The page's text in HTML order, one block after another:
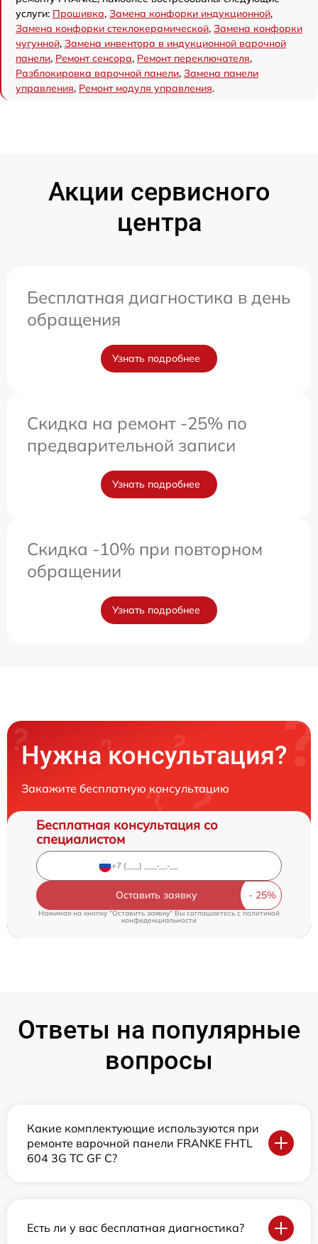
услуги: Прошивка, Замена конфорки индукционной,
Замена конфорки стеклокерамической, Замена конфорки
чугунной, Замена инвентора в индукционной варочной
панели, Ремонт сенсора, Ремонт переключателя,
Разблокировка варочной панели, Замена панели
управления, Ремонт модуля управления.
Акции сервисного
центра
Бесплатная диагностика в день
обращения
Узнать подробнее
Скидка на ремонт -25% по
предварительной записи
Узнать подробнее
Скидка -10% при повторном
обращении
Узнать подробнее
Нужна консультация?
Закажите бесплатную консультацию
Бесплатная консультация со
специалистом
Оставить заявку
Нажимая на кнопку "Оставить заявку" Вы соглашаетесь cполитикой
конфиденциальности
Ответы на популярные
вопросы
Какие комплектующие используются при
ремонте варочной панели FRANKE FHTL
604 3G TC GF C?
Есть ли у вас бесплатная диагностика?